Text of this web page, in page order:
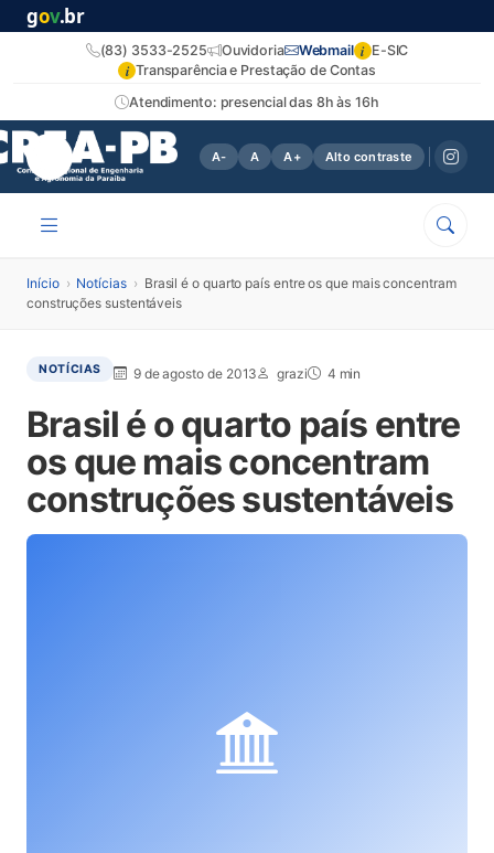
gov.br
Atendimento: presencial das 8h às 16h
(83) 3533-2525 Ouvidoria Webmail i E-SIC
i Transparência e Prestação de Contas
A- A A+ Alto contraste
Início › Notícias › Brasil é o quarto país entre os que mais concentram
construções sustentáveis
NOTÍCIAS 9 de agosto de 2013 grazi 4 min
Brasil é o quarto país entre
os que mais concentram
construções sustentáveis